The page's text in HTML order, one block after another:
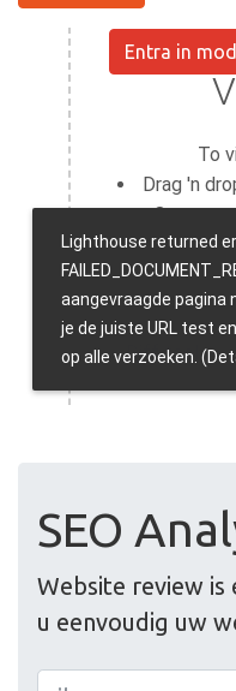
Entra in
SEO
Website review
u eenvoudig uw